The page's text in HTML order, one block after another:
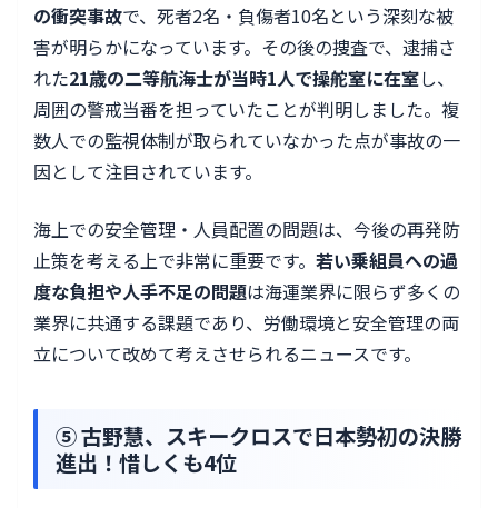
の衝突事故で、死者2名・負傷者10名という深刻な被
害が明らかになっています。その後の捜査で、逮捕さ
れた21歳の二等航海士が当時1人で操舵室に在室し、
周囲の警戒当番を担っていたことが判明しました。複
数人での監視体制が取られていなかった点が事故の一
因として注目されています。
海上での安全管理・人員配置の問題は、今後の再発防
止策を考える上で非常に重要です。 若い乗組員への過
度な負担や人手不足の問題は海運業界に限らず多くの
業界に共通する課題であり、労働環境と安全管理の両
立について改めて考えさせられるニュースです。
⑤ 古野慧、スキークロスで日本勢初の決勝
進出！惜しくも4位